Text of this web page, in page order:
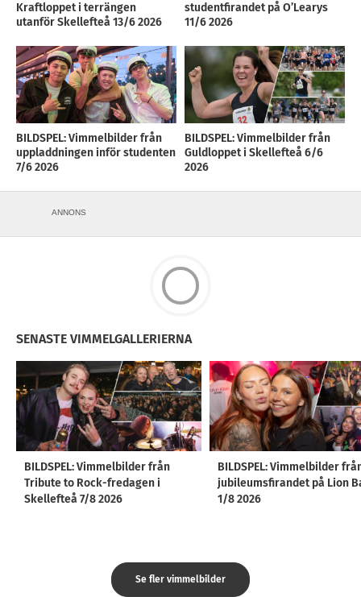
Kraftloppet i terrängen
utanför Skellefteå 13/6 2026
studentfirandet på O’Learys
11/6 2026
BILDSPEL: Vimmelbilder från
uppladdningen inför studenten
7/6 2026
BILDSPEL: Vimmelbilder från
Guldloppet i Skellefteå 6/6
2026
ANNONS
SENASTE VIMMELGALLERIERNA
BILDSPEL: Vimmelbilder från
Tribute to Rock-fredagen i
Skellefteå 7/8 2026
BILDSPEL: Vimmelbilder
jubileumsfirandet på Lion
1/8 2026
Se fler vimmelbilder